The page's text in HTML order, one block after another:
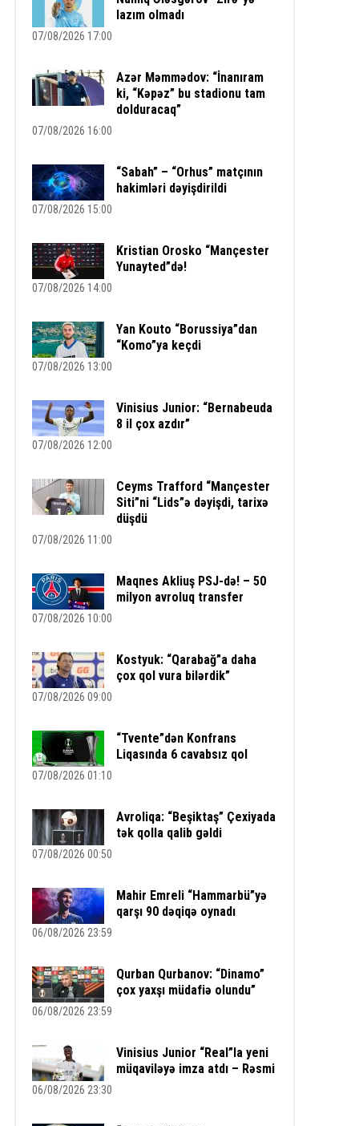
lazım olmadı
07/08/2026 17:00
Azər Məmmədov: “İnanıram
ki, “Kəpəz” bu stadionu tam
dolduracaq”
07/08/2026 16:00
“Sabah” – “Orhus” matçının
hakimləri dəyişdirildi
07/08/2026 15:00
Kristian Orosko “Mançester
Yunayted”də!
07/08/2026 14:00
Yan Kouto “Borussiya”dan
“Komo”ya keçdi
07/08/2026 13:00
Vinisius Junior: “Bernabeuda
8 il çox azdır”
07/08/2026 12:00
Ceyms Trafford “Mançester
Siti”ni “Lids”ə dəyişdi, tarixə
düşdü
07/08/2026 11:00
Maqnes Akliuş PSJ-də! – 50
milyon avroluq transfer
07/08/2026 10:00
Kostyuk: “Qarabağ”a daha
çox qol vura bilərdik”
07/08/2026 09:00
“Tvente”dən Konfrans
Liqasında 6 cavabsız qol
07/08/2026 01:10
Avroliqa: “Beşiktaş” Çexiyada
tək qolla qalib gəldi
07/08/2026 00:50
Mahir Emreli “Hammarbü”yə
qarşı 90 dəqiqə oynadı
06/08/2026 23:59
Qurban Qurbanov: “Dinamo”
çox yaxşı müdafiə olundu”
06/08/2026 23:59
Vinisius Junior “Real”la yeni
müqaviləyə imza atdı – Rəsmi
06/08/2026 23:30